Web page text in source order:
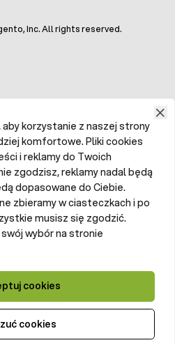
Inc. All rights reserved.
korzystanie z naszej strony
komfortowe. Pliki cookies
i reklamy do Twoich
zgodzisz, reklamy nadal będą
dopasowane do Ciebie.
zbieramy w ciasteczkach i po
musisz się zgodzić.
wybór na stronie
cookies
cookies